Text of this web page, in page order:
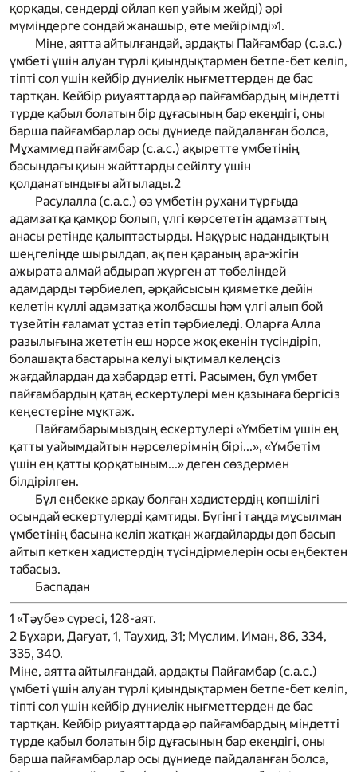
қорқады, сендерді ойлап көп уайым жейді) әрі
мүміндерге сондай жанашыр, өте мейірімді»1.
Міне, аятта айтылғандай, ардақты Пайғамбар (с.а.с.)
үмбеті үшін алуан түрлі қиындықтармен бетпе-бет келіп,
тіпті сол үшін кейбір дүниелік нығметтерден де бас
тартқан. Кейбір риуаяттарда әр пайғамбардың міндетті
түрде қабыл болатын бір дұғасының бар екендігі, оны
барша пайғамбарлар осы дүниеде пайдаланған болса,
Мұхаммед пайғамбар (с.а.с.) ақыретте үмбетінің
басындағы қиын жайттарды сейілту үшін
қолданатындығы айтылады.2
Расулалла (с.а.с.) өз үмбетін рухани тұрғыда
адамзатқа қамқор болып, үлгі көрсететін адамзаттың
анасы ретінде қалыптастырды. Нақұрыс надандықтың
шеңгелінде шырылдап, ақ пен қараның ара-жігін
ажырата алмай абдырап жүрген ат төбеліндей
адамдарды тәрбиелеп, әрқайсысын қияметке дейін
келетін күллі адамзатқа жолбасшы һәм үлгі алып бой
түзейтін ғаламат ұстаз етіп тәрбиеледі. Оларға Алла
разылығына жететін еш нәрсе жоқ екенін түсіндіріп,
болашақта бастарына келуі ықтимал келеңсіз
жағдайлардан да хабардар етті. Расымен, бұл үмбет
пайғамбардың қатаң ескертулері мен қазынаға бергісіз
кеңестеріне мұқтаж.
Пайғамбарымыздың ескертулері «Үмбетім үшін ең
қатты уайымдайтын нәрселерімнің бірі...», «Үмбетім
үшін ең қатты қорқатыным...» деген сөздермен
білдірілген.
Бұл еңбекке арқау болған хадистердің көпшілігі
осындай ескертулерді қамтиды. Бүгінгі таңда мұсылман
үмбетінің басына келіп жатқан жағдайларды дөп басып
айтып кеткен хадистердің түсіндірмелерін осы еңбектен
табасыз.
Баспадан
1 «Тәубе» сүресі, 128-аят.
2 Бұхари, Дағуат, 1, Таухид, 31; Мүслим, Иман, 86, 334,
335, 340.
Міне, аятта айтылғандай, ардақты Пайғамбар (с.а.с.)
үмбеті үшін алуан түрлі қиындықтармен бетпе-бет келіп,
тіпті сол үшін кейбір дүниелік нығметтерден де бас
тартқан. Кейбір риуаяттарда әр пайғамбардың міндетті
түрде қабыл болатын бір дұғасының бар екендігі, оны
барша пайғамбарлар осы дүниеде пайдаланған болса,